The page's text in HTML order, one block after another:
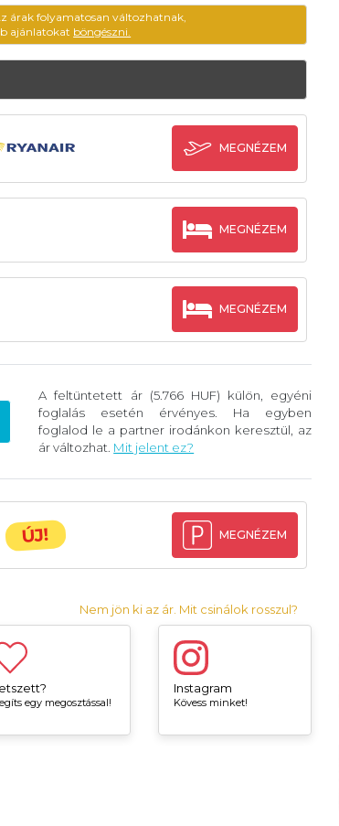
árak folyamatosan változhatnak,
ajánlatokat böngészni.
MEGNÉZEM
MEGNÉZEM
MEGNÉZEM
A feltüntetett ár (5.766 HUF) külön, egyéni
foglalás esetén érvényes. Ha egyben
foglalod le a partner irodánkon keresztül, az
ár változhat. Mit jelent ez?
ÚJ! MEGNÉZEM
Nem jön ki az ár. Mit csinálok rosszul?
egy megosztással!
Instagram
Kövess minket!